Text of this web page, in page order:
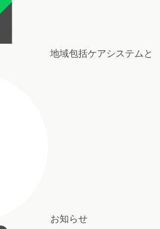
地域包括ケアシステムと
お知らせ